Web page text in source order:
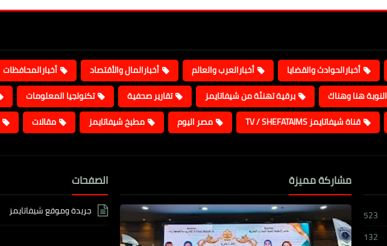
أخبارالحوادث والقضايا أخبارالعرب والعالم أخبارالمال والأقتصاد أخبارالمحافظات
النوبة هنا وهناك برقية تهنئة من شيفاتايمز تقارير صحفية تكنولجيا المعلومات
قناة شيفاتايمز TV / SHEFATAIMS مصر اليوم مطبخ شيفاتايمز مقالات
523
132
مشاركة مميزة الصفحات
جريدة وموقع شيفاتايمز